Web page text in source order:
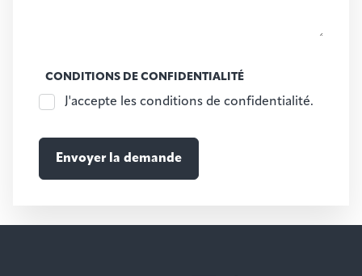
CONDITIONS DE CONFIDENTIALITÉ
J'accepte les conditions de confidentialité.